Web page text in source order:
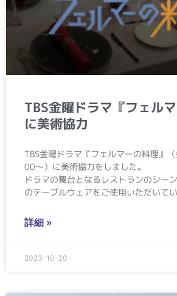
TBS金曜ドラマ『フェル
に美術協力
TBS金曜ドラマ『フェルマーの料理』
00～）に美術協力をしました。
ドラマの舞台となるレストランのシー
のテーブルウェアをご使用いただいてい
詳細 »
2023-10-20